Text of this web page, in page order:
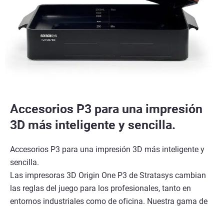
Accesorios P3 para una impresión
3D más inteligente y sencilla.
Accesorios P3 para una impresión 3D más inteligente y
sencilla.
Las impresoras 3D Origin One P3 de Stratasys cambian
las reglas del juego para los profesionales, tanto en
entornos industriales como de oficina. Nuestra gama de